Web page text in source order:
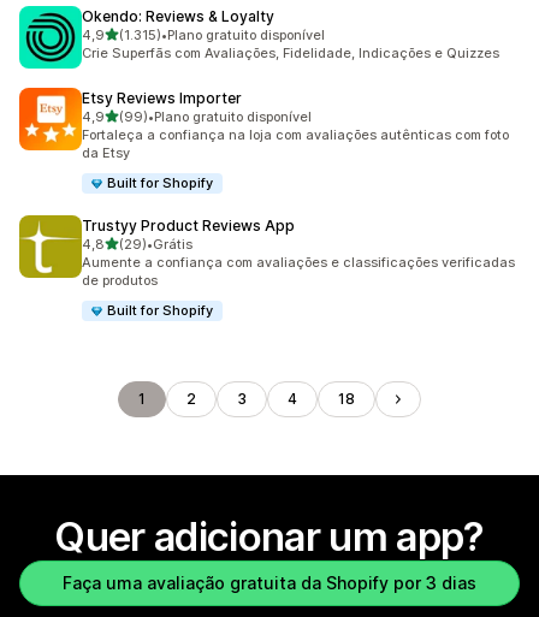
Okendo: Reviews & Loyalty
4,9de 5 estrelas
(1.315)
1315 avaliações ao todo
•Plano gratuito disponível
Crie Superfãs com Avaliações, Fidelidade, Indicações e Quizzes
Etsy Reviews Importer
4,9de 5 estrelas
(99)
99 avaliações ao todo
•Plano gratuito disponível
Fortaleça a confiança na loja com avaliações autênticas com foto
da Etsy
Built for Shopify
Trustyy Product Reviews App
4,8de 5 estrelas
(29)
29 avaliações ao todo
•Grátis
Aumente a confiança com avaliações e classificações verificadas
de produtos
Built for Shopify
1 2 3 4 18
Quer adicionar um app?
Faça uma avaliação gratuita da Shopify por 3 dias